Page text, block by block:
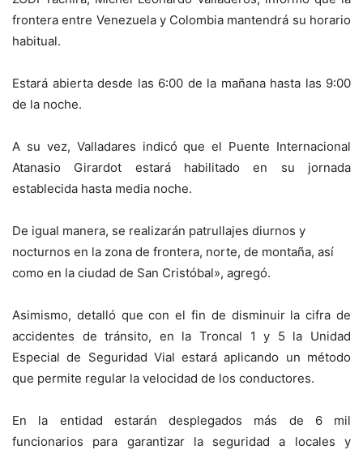
frontera entre Venezuela y Colombia mantendrá su horario
habitual.
Estará abierta desde las 6:00 de la mañana hasta las 9:00
de la noche.
A su vez, Valladares indicó que el Puente Internacional
Atanasio Girardot estará habilitado en su jornada
establecida hasta media noche.
De igual manera, se realizarán patrullajes diurnos y
nocturnos en la zona de frontera, norte, de montaña, así
como en la ciudad de San Cristóbal», agregó.
Asimismo, detalló que con el fin de disminuir la cifra de
accidentes de tránsito, en la Troncal 1 y 5 la Unidad
Especial de Seguridad Vial estará aplicando un método
que permite regular la velocidad de los conductores.
En la entidad estarán desplegados más de 6 mil
funcionarios para garantizar la seguridad a locales y